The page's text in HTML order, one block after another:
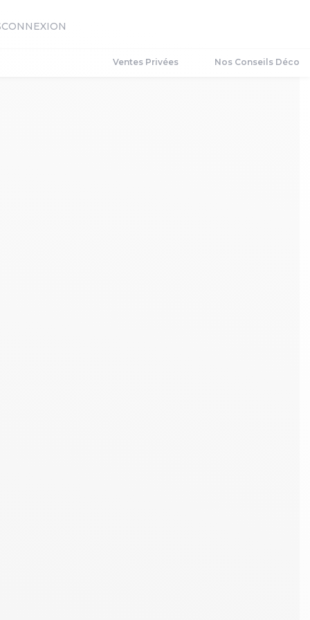
CONNEXION
Ventes Privées Nos Conseils Déco